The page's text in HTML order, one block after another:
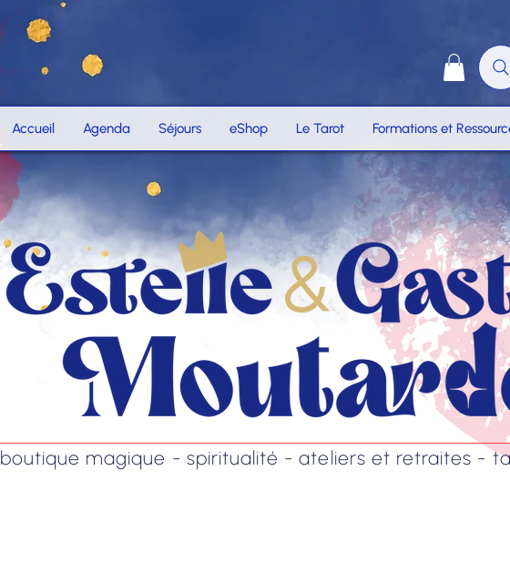
Accueil Agenda Séjours eShop Le Tarot Formations et
boutique magique - spiritualité - ateliers et retraites -